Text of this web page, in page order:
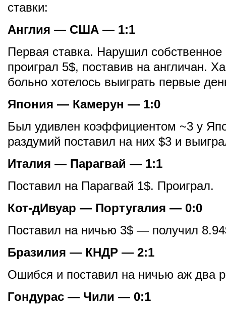
ставки:
Англия — США — 1:1
Первая ставка. Нарушил собственное
проиграл 5$, поставив на англичан.
больно хотелось выиграть первые
Япония — Камерун — 1:0
Был удивлен коэффициентом ~3 у
раздумий поставил на них $3 и
Италия — Парагвай — 1:1
Поставил на Парагвай 1$. Проиграл.
Кот-дИвуар — Португалия — 0:0
Поставил на ничью 3$ — получил
Бразилия — КНДР — 2:1
Ошибся и поставил на ничью аж два
Гондурас — Чили — 0:1